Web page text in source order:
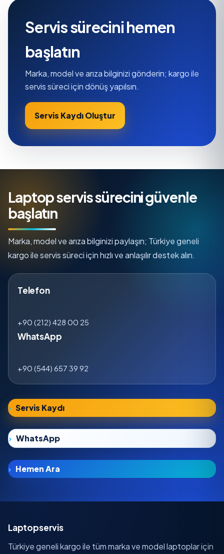
Servis sürecini hemen
başlatın
Marka, model ve arıza bilginizi gönderin; kargo ile
servis süreci için dönüş yapılsın.
Servis Kaydı Oluştur
Laptop servis sürecini güvenle
başlatın
Marka, model ve arıza bilginizi paylaşın; Türkiye geneli
kargo ile servis süreci için hızlı ve anlaşılır destek alın.
Telefon
+90 (212) 428 00 25
WhatsApp
+90 (544) 657 39 92
Servis Kaydı
WhatsApp
Hemen Ara
Laptopservis
Türkiye geneli kargo ile tüm marka ve model laptoplar için